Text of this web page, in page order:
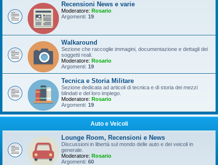
Recensioni News e varie
Moderatore: Rosario
Argomenti: 19
Walkaround
Sezione che raccoglie immagini, documentazione e dettagli dei
soggetti reali.
Moderatore: Rosario
Argomenti: 19
Tecnica e Storia Militare
Sezione dedicata ad articoli di tecnica e di storia dei mezzi
blindati e del loro impiego.
Moderatore: Rosario
Argomenti: 19
Auto e Veicoli
Lounge Room, Recensioni e News
Discussioni in libertà sul mondo delle auto e dei veicoli in
generale.
Moderatore: Rosario
Argomenti: 60